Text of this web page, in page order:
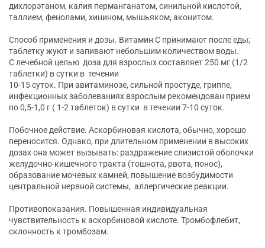
дихлорэтаном, калия перманганатом, синильной кислотой,
таллием, фенолами, хинином, мышьяком, аконитом.
Способ применения и дозы. Витамин С принимают после еды;
таблетку жуют и запивают небольшим количеством воды.
С лечебной целью доза для взрослых составляет 250 мг (1/2
таблетки) в сутки в течении
10-15 суток. При авитаминозе, сильной простуде, гриппе,
инфекционных заболеваниях взрослым рекомендован прием
по 0,5-1,0 г ( 1-2 таблеток) в сутки в течении 7-10 суток.
Побочное действие. Аскорбиновая кислота, обычно, хорошо
переносится. Однако, при длительном применении в высоких
дозах она может вызывать: раздражение слизистой оболочки
желудочно-кишечного тракта (тошнота, рвота, понос),
образование мочевых камней, повышение возбудимости
центральной нервной системы, аллергические реакции.
Противопоказания. Повышенная индивидуальная
чувствительность к аскорбиновой кислоте. Тромбофлебит,
склонность к тромбозам.